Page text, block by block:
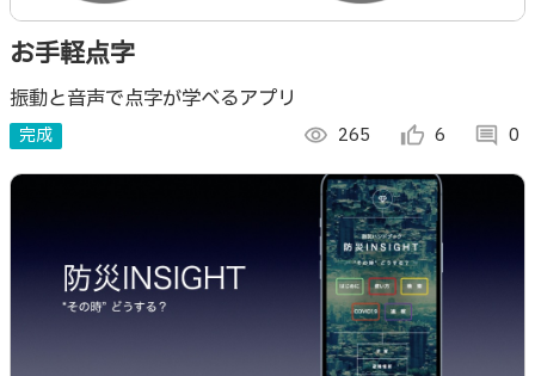
お手軽点字
振動と音声で点字が学べるアプリ
完成 visibility 265 thumb_up_alt 6 comment 0